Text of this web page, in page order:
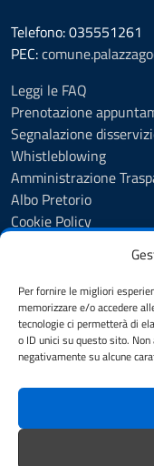
Per fornire le migliori
memorizzare e/o accedere
tecnologie ci permetterà di
o ID unici su questo sito.
negativamente su alcune
Telefono: 035551261
PEC:
Leggi le FAQ
Prenotazione
Segnalazione
Whistleblowing
Amministrazione
Albo Pretorio
Cookie Policy
Dichiarazione di
Dichiarazione di
Obiettivi di
Note legali
Feedback